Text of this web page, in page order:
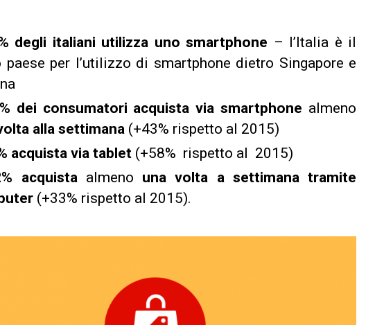
degli italiani utilizza uno smartphone – l’Italia è il
paese per l’utilizzo di smartphone dietro Singapore e
dei consumatori acquista via smartphone almeno
alla settimana (+43% rispetto al 2015)
acquista via tablet (+58% rispetto al 2015)
acquista almeno una volta a settimana tramite
(+33% rispetto al 2015).